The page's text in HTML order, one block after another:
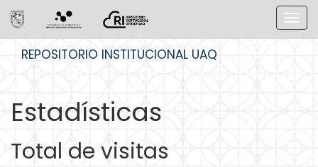
REPOSITORIO INSTITUCIONAL UAQ
Estadísticas
Total de visitas